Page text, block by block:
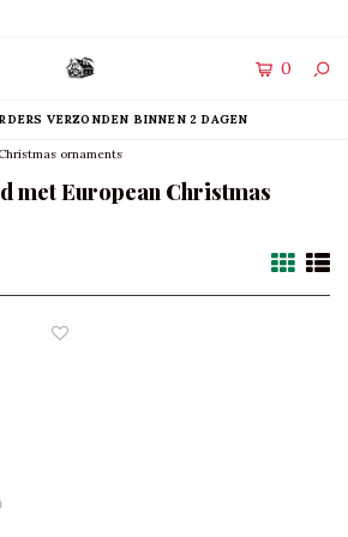
0
VERZONDEN BINNEN 2 DAGEN
ornaments
met European Christmas